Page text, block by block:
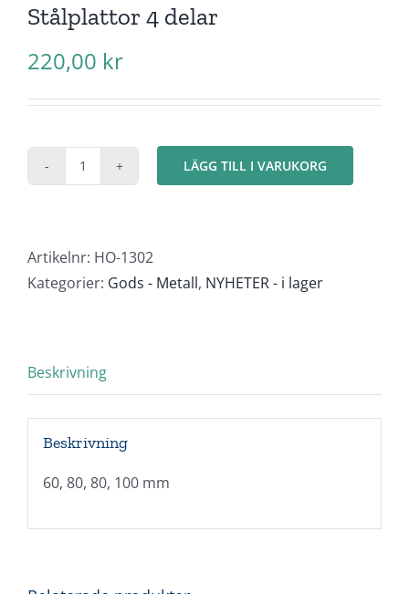
Stålplattor 4 delar
220,00 kr
Stålplattor
mängd
LÄGG TILL I VARUKORG
Artikelnr: HO-1302
Kategorier: Gods - Metall, NYHETER - i lager
Beskrivning
Beskrivning
60, 80, 80, 100 mm